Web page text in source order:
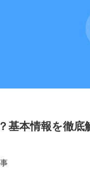
基本情報を徹底